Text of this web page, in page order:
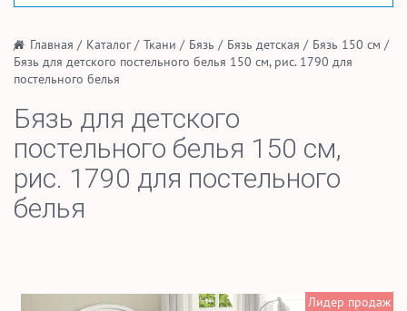
/ Главная / Каталог/ Ткани / Бязь / Бязь детская / Бязь 150 см /
Бязь для детского постельного белья 150 см, рис. 1790 для
постельного белья
Бязь для детского
постельного белья 150 см,
рис. 1790 для постельного
белья
Лидер продаж